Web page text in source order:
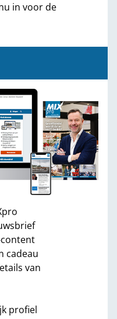
in voor de
cadeau
van
profiel